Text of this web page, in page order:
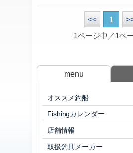
<< 1
1ページ中／1ペ
menu
オススメ釣船
Fishingカレンダー
店舗情報
取扱釣具メーカー